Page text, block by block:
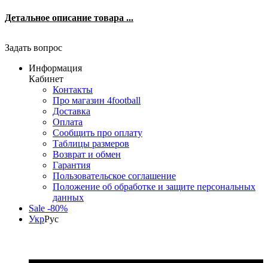
Детальное описание товара ...
Задать вопрос
Информация
Кабинет
Контакты
Про магазин 4football
Доставка
Оплата
Сообщить про оплату
Таблицы размеров
Возврат и обмен
Гарантия
Пользовательское соглашение
Положение об обработке и защите персональных
данных
Sale -80%
УкрРус